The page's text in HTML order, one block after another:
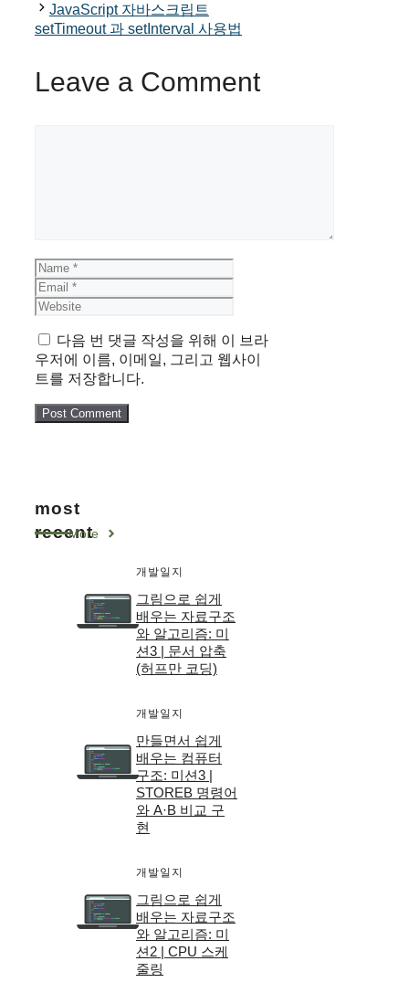
JavaScript 자바스크립트
setTimeout 과 setInterval 사용법
Leave a Comment
Name
다음 번 댓글 작성을 위해 이 브라
우저에 이름, 이메일, 그리고 웹사이
트를 저장합니다.
most
recent
More
개발일지
그림으로 쉽게
배우는 자료구조
와 알고리즘: 미
션3 | 문서 압축
(허프만 코딩)
개발일지
만들면서 쉽게
배우는 컴퓨터
구조: 미션3 |
STOREB 명령어
와 A·B 비교 구
현
개발일지
그림으로 쉽게
배우는 자료구조
와 알고리즘: 미
션2 | CPU 스케
줄링